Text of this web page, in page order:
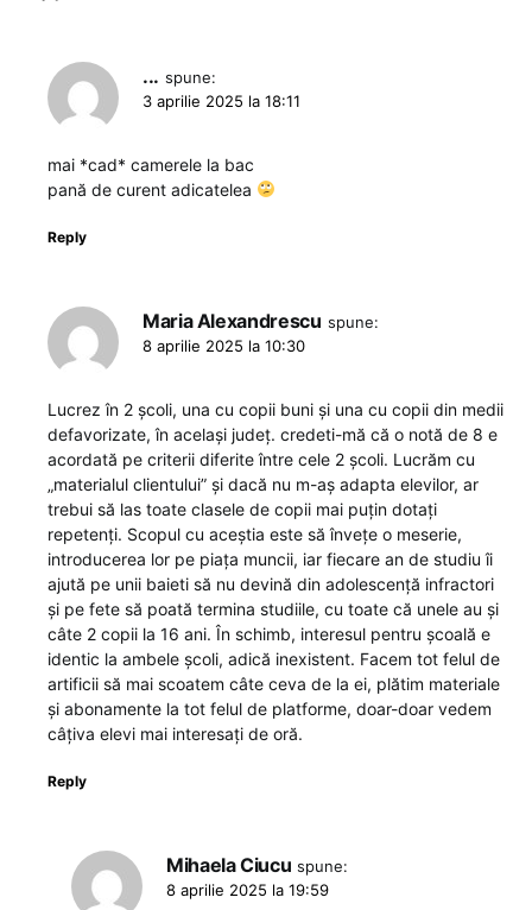
... spune:
3 aprilie 2025 la 18:11
mai *cad* camerele la bac
pană de curent adicatelea
Reply
Maria Alexandrescu spune:
8 aprilie 2025 la 10:30
Lucrez în 2 școli, una cu copii buni și una cu copii din medii
defavorizate, în același județ. credeti-mă că o notă de 8 e
acordată pe criterii diferite între cele 2 școli. Lucrăm cu
„materialul clientului” și dacă nu m-aș adapta elevilor, ar
trebui să las toate clasele de copii mai puțin dotați
repetenți. Scopul cu aceștia este să învețe o meserie,
introducerea lor pe piața muncii, iar fiecare an de studiu îi
ajută pe unii baieti să nu devină din adolescență infractori
și pe fete să poată termina studiile, cu toate că unele au și
câte 2 copii la 16 ani. În schimb, interesul pentru școală e
identic la ambele școli, adică inexistent. Facem tot felul de
artificii să mai scoatem câte ceva de la ei, plătim materiale
și abonamente la tot felul de platforme, doar-doar vedem
câțiva elevi mai interesați de oră.
Reply
Mihaela Ciucu spune:
8 aprilie 2025 la 19:59